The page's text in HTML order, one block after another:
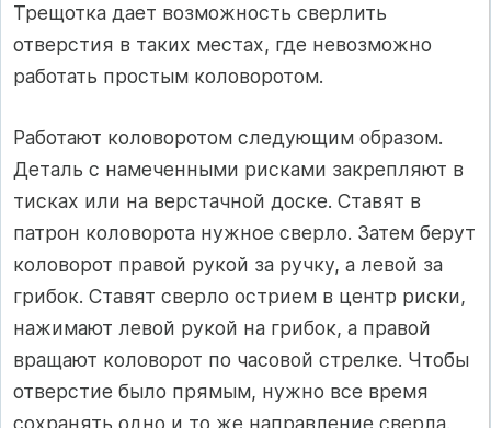
Трещотка дает возможность сверлить
отверстия в таких местах, где невозможно
работать простым коловоротом.
Работают коловоротом следующим образом.
Деталь с намеченными рисками закрепляют в
тисках или на верстачной доске. Ставят в
патрон коловорота нужное сверло. Затем берут
коловорот правой рукой за ручку, а левой за
грибок. Ставят сверло острием в центр риски,
нажимают левой рукой на грибок, а правой
вращают коловорот по часовой стрелке. Чтобы
отверстие было прямым, нужно все время
сохранять одно и то же направление сверла.